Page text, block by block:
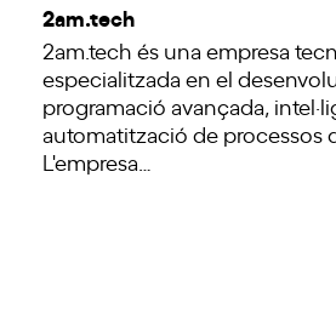
2am.tech
2am.tech és una empresa
especialitzada en el
programació avançada,
automatització de processos
L'empresa…